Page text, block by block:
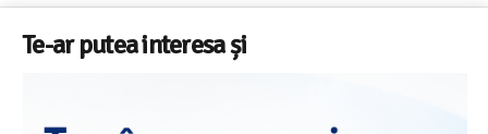
Te-ar putea interesa și